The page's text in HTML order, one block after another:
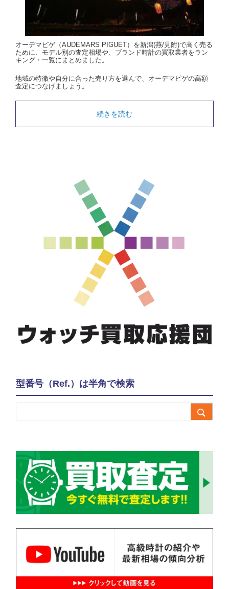
オーデマピゲ（AUDEMARS PIGUET）を新潟(燕/見附)で高く売る
ために、モデル別の査定相場や、ブランド時計の買取業者をラン
キング・一覧にまとめました。
地域の特徴や自分に合った売り方を選んで、オーデマピゲの高額
査定につなげましょう。
続きを読む
型番号（Ref.）は半角で検索
